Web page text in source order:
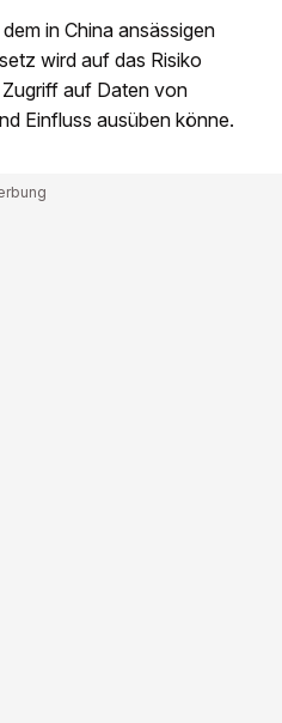
in China ansässigen
wird auf das Risiko
auf Daten von
Einfluss ausüben könne.